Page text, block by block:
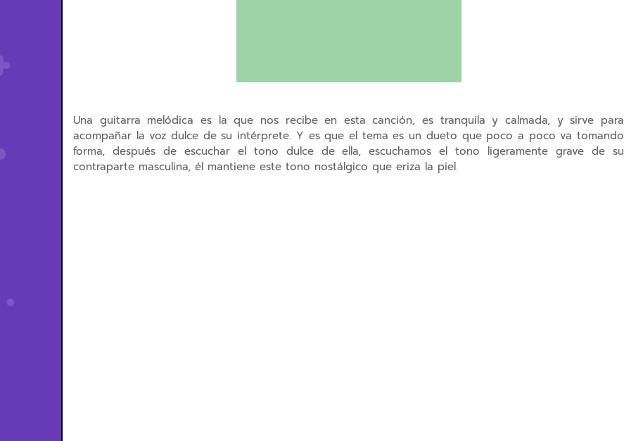
Una guitarra melódica es la que nos recibe en esta canción, es tranquila y calmada, y sirve para
acompañar la voz dulce de su intérprete. Y es que el tema es un dueto que poco a poco va tomando
forma, después de escuchar el tono dulce de ella, escuchamos el tono ligeramente grave de su
contraparte masculina, él mantiene este tono nostálgico que eriza la piel.